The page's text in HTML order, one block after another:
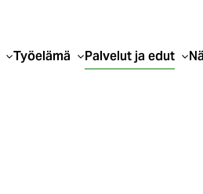
Työelämä Palvelut ja edut